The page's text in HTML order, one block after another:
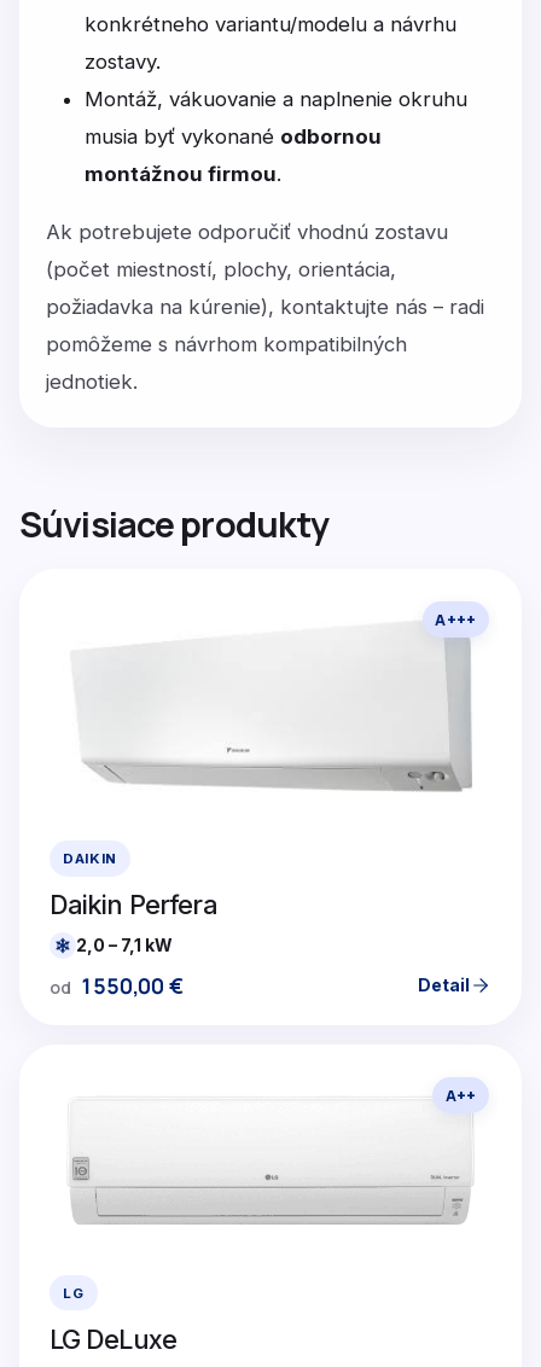
konkrétneho variantu/modelu a návrhu
zostavy.
Montáž, vákuovanie a naplnenie okruhu
musia byť vykonané odbornou
montážnou firmou.
Ak potrebujete odporučiť vhodnú zostavu
(počet miestností, plochy, orientácia,
požiadavka na kúrenie), kontaktujte nás – radi
pomôžeme s návrhom kompatibilných
jednotiek.
Súvisiace produkty
A+++
DAIKIN
Daikin Perfera
2,0 – 7,1 kW
od 1550,00 € Detail
A++
LG
LG DeLuxe